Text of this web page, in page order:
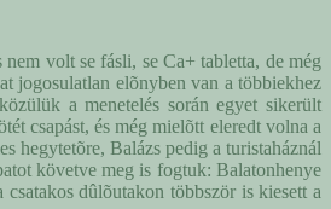
volt se fásli, se Ca+ tabletta, de még
jogosulatlan elõnyben van a többiekhez
a menetelés során egyet sikerült
csapást, és még mielõtt eleredt volna a
hegytetõre, Balázs pedig a turistaháznál
követve meg is fogtuk: Balatonhenye
dûlõutakon többször is kiesett a